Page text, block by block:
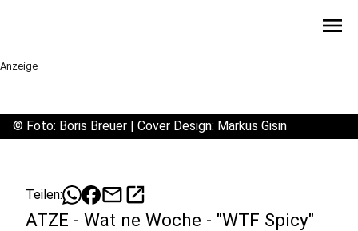
menu
Anzeige
© Foto: Boris Breuer | Cover Design: Markus Gisin
Teilen: mailopen_in_new
ATZE - Wat ne Woche - "WTF Spicy"